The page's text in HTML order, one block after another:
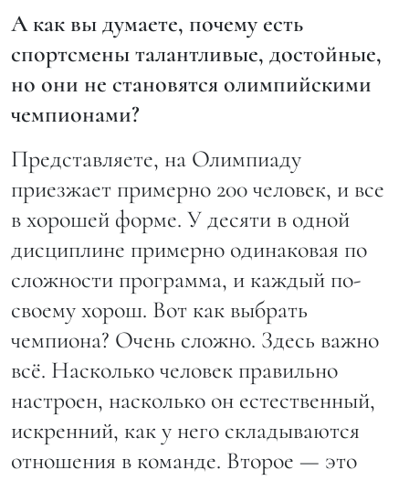
А как вы думаете, почему есть
спортсмены талантливые, достойные,
но они не становятся олимпийскими
чемпионами?
Представляете, на Олимпиаду
приезжает примерно 200 человек, и все
в хорошей форме. У десяти в одной
дисциплине примерно одинаковая по
сложности программа, и каждый по-
своему хорош. Вот как выбрать
чемпиона? Очень сложно. Здесь важно
всё. Насколько человек правильно
настроен, насколько он естественный,
искренний, как у него складываются
отношения в команде. Второе — это